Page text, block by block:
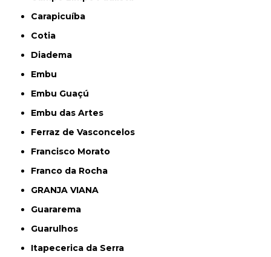
Carapicuíba
Cotia
Diadema
Embu
Embu Guaçú
Embu das Artes
Ferraz de Vasconcelos
Francisco Morato
Franco da Rocha
GRANJA VIANA
Guararema
Guarulhos
Itapecerica da Serra